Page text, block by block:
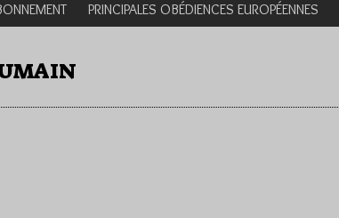
PRINCIPALES OBÉDIENCES EUROPÉENNES